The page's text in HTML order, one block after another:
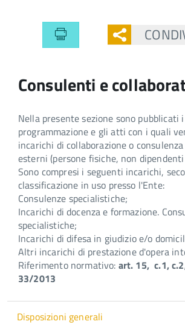
Consulenti e
Nella presente sezione sono pubblicati
programmazione e gli atti con i quali
incarichi di collaborazione o
esterni (persone fisiche, non
Sono compresi i seguenti incarichi,
classificazione in uso presso l'Ente:
Consulenze specialistiche;
Incarichi di docenza e formazione.
specialistiche;
Incarichi di difesa in giudizio e/o
Altri incarichi di prestazione d'opera
Riferimento normativo: art. 15, c.1,
33/2013
Disposizioni generali